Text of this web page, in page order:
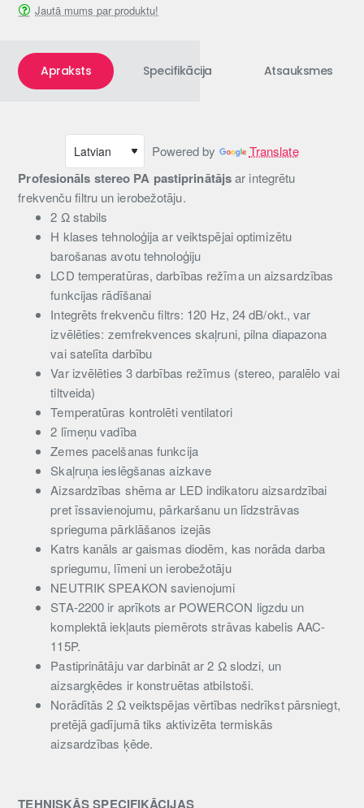
Jautā mums par produktu!
Apraksts Specifikācija Atsauksmes
Powered by Translate
Profesionāls stereo PA pastiprinātājsar integrētu
frekvenču filtru un ierobežotāju.
2 Ω stabils
H klases tehnoloģija ar veiktspējai optimizētu
barošanas avotu tehnoloģiju
LCD temperatūras, darbības režīma un aizsardzības
funkcijas rādīšanai
Integrēts frekvenču filtrs: 120 Hz, 24 dB/okt., var
izvēlēties: zemfrekvences skaļruni, pilna diapazona
vai satelīta darbību
Var izvēlēties 3 darbības režīmus (stereo, paralēlo vai
tiltveida)
Temperatūras kontrolēti ventilatori
2 līmeņu vadība
Zemes pacelšanas funkcija
Skaļruņa ieslēgšanas aizkave
Aizsardzības shēma ar LED indikatoru aizsardzībai
pret īssavienojumu, pārkaršanu un līdzstrāvas
sprieguma pārklāšanos izejās
Katrs kanāls ar gaismas diodēm, kas norāda darba
spriegumu, līmeni un ierobežotāju
NEUTRIK SPEAKON savienojumi
STA-2200 ir aprīkots ar POWERCON ligzdu un
komplektā iekļauts piemērots strāvas kabelis AAC-
115P.
Pastiprinātāju var darbināt ar 2 Ω slodzi, un
aizsargķēdes ir konstruētas atbilstoši.
Norādītās 2 Ω veiktspējas vērtības nedrīkst pārsniegt,
pretējā gadījumā tiks aktivizēta termiskās
aizsardzības ķēde.
TEHNISKĀS SPECIFIKĀCIJAS